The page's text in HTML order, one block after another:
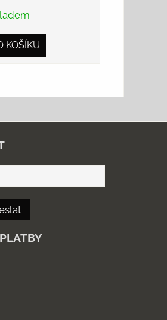
KOŠÍKU